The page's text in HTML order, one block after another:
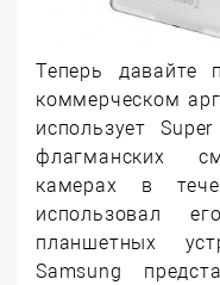
Теперь давайте
коммерческом
использует
флагманских
камерах в
использовал
планшетных
Samsung